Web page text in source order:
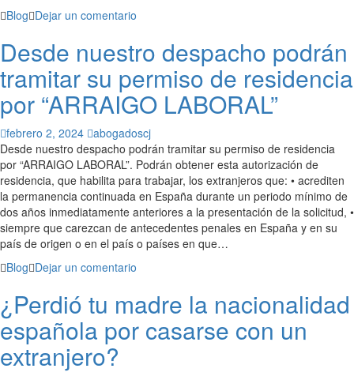
Blog Dejar un comentario
Desde nuestro despacho podrán
tramitar su permiso de residencia
por “ARRAIGO LABORAL”
febrero 2, 2024 abogadoscj
Desde nuestro despacho podrán tramitar su permiso de residencia
por “ARRAIGO LABORAL”. Podrán obtener esta autorización de
residencia, que habilita para trabajar, los extranjeros que: • acrediten
la permanencia continuada en España durante un periodo mínimo de
dos años inmediatamente anteriores a la presentación de la solicitud, •
siempre que carezcan de antecedentes penales en España y en su
país de origen o en el país o países en que…
Blog Dejar un comentario
¿Perdió tu madre la nacionalidad
española por casarse con un
extranjero?